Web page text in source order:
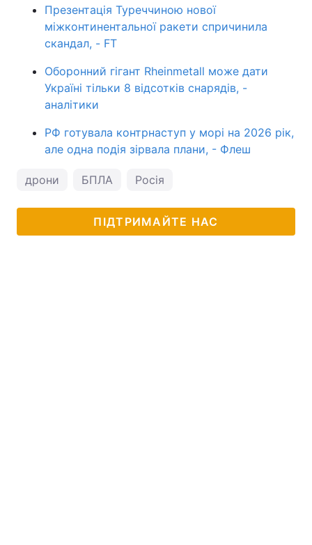
Презентація Туреччиною нової
міжконтинентальної ракети спричинила
скандал, - FT
Оборонний гігант Rheinmetall може дати
Україні тільки 8 відсотків снарядів, -
аналітики
РФ готувала контрнаступ у морі на 2026 рік,
але одна подія зірвала плани, - Флеш
дрони БПЛА Росія
ПІДТРИМАЙТЕ НАС